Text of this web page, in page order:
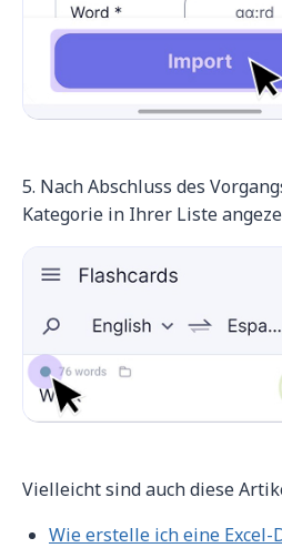
5. Nach Abschluss des
Kategorie in Ihrer Liste
Vielleicht sind auch diese
Wie erstelle ich eine